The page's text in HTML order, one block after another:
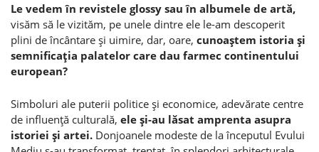
Le vedem în revistele glossy sau în albumele de artă,
visăm să le vizităm, pe unele dintre ele le-am descoperit
plini de încântare şi uimire, dar, oare, cunoaştem istoria şi
semnificaţia palatelor care dau farmec continentului
european?
Simboluri ale puterii politice şi economice, adevărate centre
de influenţă culturală, ele şi-au lăsat amprenta asupra
istoriei şi artei. Donjoanele modeste de la începutul Evului